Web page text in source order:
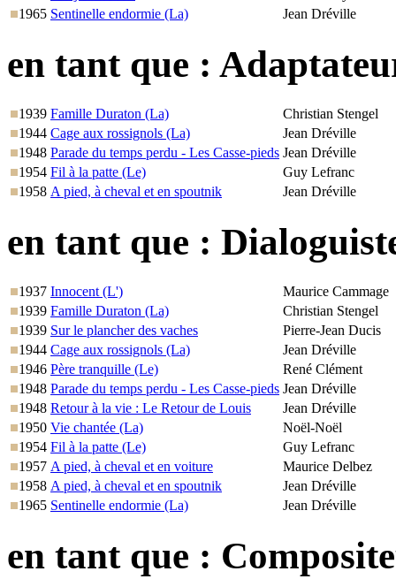
1965 Sentinelle endormie (La) Jean Dréville
en tant que :
1939 Famille Duraton (La)
Christian Stengel
1944 Cage aux rossignols (La)
Jean Dréville
1948 Parade du temps perdu - Les Casse-pieds Jean Dréville
1954 Fil à la patte (Le)
Guy Lefranc
1958 A pied, à cheval et en spoutnik Jean Dréville
en tant que :
1937 Innocent (L')
Maurice Cammage
1939 Famille Duraton (La)
Christian Stengel
1939 Sur le plancher des vaches
Pierre-Jean Ducis
1944 Cage aux rossignols (La)
Jean Dréville
1946 Père tranquille (Le)
René Clément
1948 Parade du temps perdu - Les Casse-pieds Jean Dréville
1948 Retour à la vie : Le Retour de Louis
Jean Dréville
1950 Vie chantée (La)
Noël-Noël
1954 Fil à la patte (Le)
Guy Lefranc
1957 A pied, à cheval et en voiture
Maurice Delbez
1958 A pied, à cheval et en spoutnik
Jean Dréville
1965 Sentinelle endormie (La) Jean Dréville
en tant que :